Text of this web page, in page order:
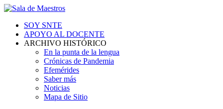
SOY SNTE
APOYO AL DOCENTE
ARCHIVO HISTÓRICO
En la punta de la lengua
Crónicas de Pandemia
Efemérides
Saber más
Noticias
Mapa de Sitio